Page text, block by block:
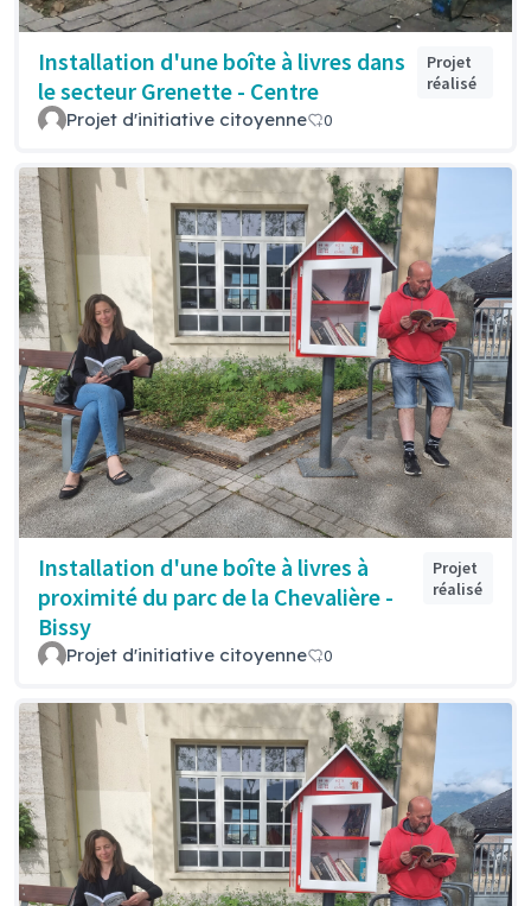
Installation d'une boîte à livres dans
le secteur Grenette - Centre
Projet
réalisé
Projet d'initiative citoyenne 0
Installation d'une boîte à livres à
proximité du parc de la Chevalière -
Bissy
Projet
réalisé
Projet d'initiative citoyenne 0